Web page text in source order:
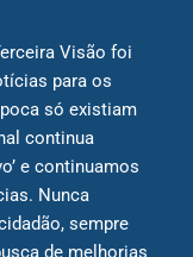
Visão foi
para os
só existiam
continua
e continuamos
Nunca
sempre
de melhorias